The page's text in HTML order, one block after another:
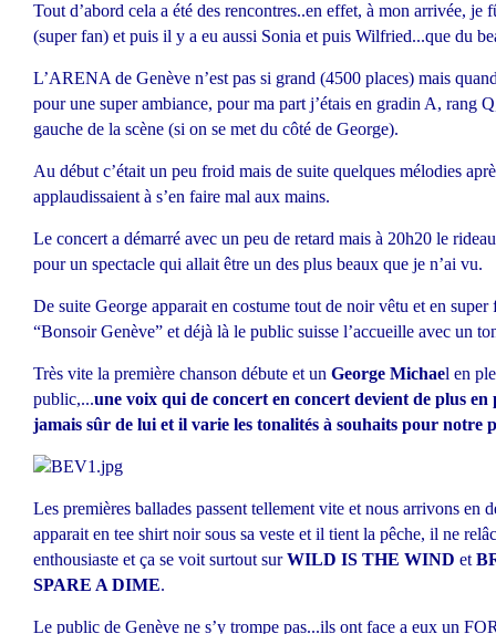
Tout d’abord cela a été des rencontres..en effet, à mon arrivée, je
(super fan) et puis il y a eu aussi Sonia et puis Wilfried...que du
L’ARENA de Genève n’est pas si grand (4500 places) mais
pour une super ambiance, pour ma part j’étais en gradin A, rang
gauche de la scène (si on se met du côté de George).
Au début c’était un peu froid mais de suite quelques mélodies
applaudissaient à s’en faire mal aux mains.
Le concert a démarré avec un peu de retard mais à 20h20 le
pour un spectacle qui allait être un des plus beaux que je n’ai vu.
De suite George apparait en costume tout de noir vêtu et en
“Bonsoir Genève” et déjà là le public suisse l’accueille avec un
Très vite la première chanson débute et un George Michael en
public,...une voix qui de concert en concert devient de plus en
jamais sûr de lui et il varie les tonalités à souhaits pour notre
Les premières ballades passent tellement vite et nous arrivons en
apparait en tee shirt noir sous sa veste et il tient la pêche, il ne
enthousiaste et ça se voit surtout surWILD IS THE WIND et
SPARE A DIME.
Le public de Genève ne s’y trompe pas...ils ont face a eux un